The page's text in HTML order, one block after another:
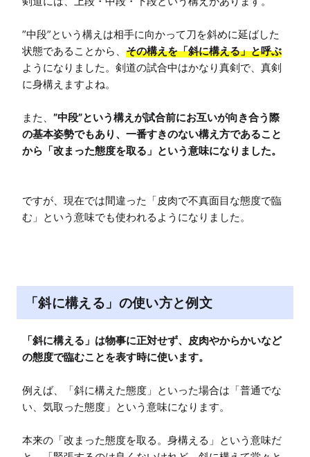
”中段”という構えは相手に向かって刀を斜めに延ばした
状態であることから、 その構えを「斜に構える」と呼ぶ
ようになりました。剣道の試合中はかなり真剣で、真剣
に身構えますよね。
また、 ”中段”という構えが試合前にお互いが向き合う際
の基本姿勢でもあり、一番すきのない構え方であること
から「改まった態度を取る」という意味になりました。
ですが、現在では間違った「皮肉で不真面目な態度で臨
む」という意味でも使われるようになりました。
「斜に構える」の使い方と例文
「斜に構える」は物事に正対せず、皮肉やからかいなど
の態度で臨むことを表す時に使います。
例えば、「斜に構えた態度」といった場合は「普通でな
い、気取った態度」という意味になります。
本来の「改まった態度を取る。身構える」という意味だ